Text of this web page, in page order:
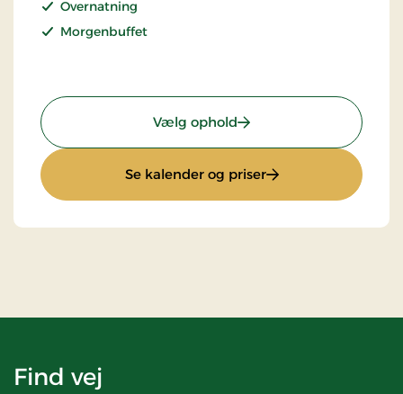
Overnatning
Morgenbuffet
Vælg ophold: Dagens pris
Se kalender og priser: Dagens pris
Find vej